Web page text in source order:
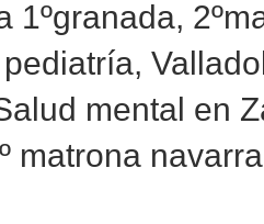
1ºgranada,
mental en
matrona